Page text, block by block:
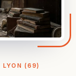
LYON (69)